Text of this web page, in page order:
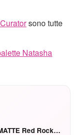
sono tutte
Natasha
MAC M·A·CXIMAL SILKY MATTE Red Rock mat